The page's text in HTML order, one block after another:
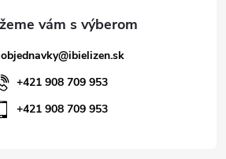
objednavky@ibielizen.sk
+421 908 709 953
+421 908 709 953